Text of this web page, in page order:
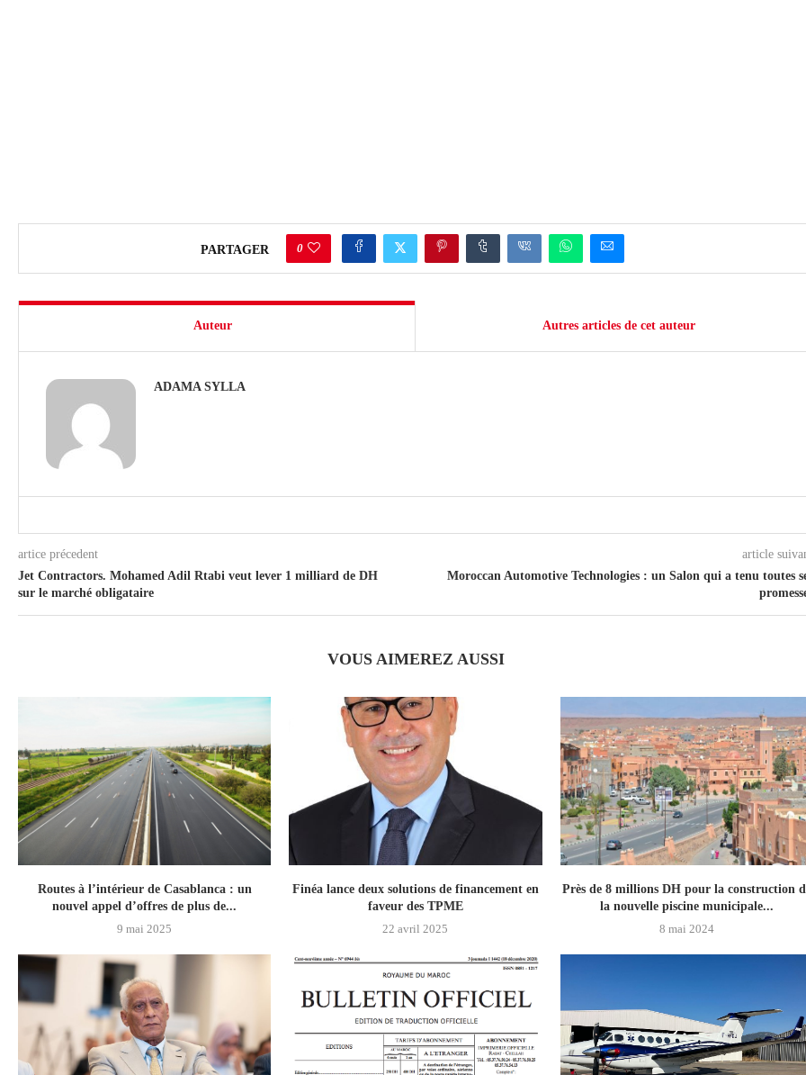
PARTAGER 0
Auteur Autres articles de cet auteur
ADAMA SYLLA
artice précedent
Jet Contractors. Mohamed Adil Rtabi veut lever 1 milliard de DH
sur le marché obligataire
article
Moroccan Automotive Technologies : un Salon qui a tenu toutes
VOUS AIMEREZ AUSSI
Routes à l’intérieur de Casablanca : un
nouvel appel d’offres de plus de...
9 mai 2025
Finéa lance deux solutions de financement en
faveur des TPME
22 avril 2025
Près de 8 millions DH pour la construction
la nouvelle piscine municipale...
8 mai 2024